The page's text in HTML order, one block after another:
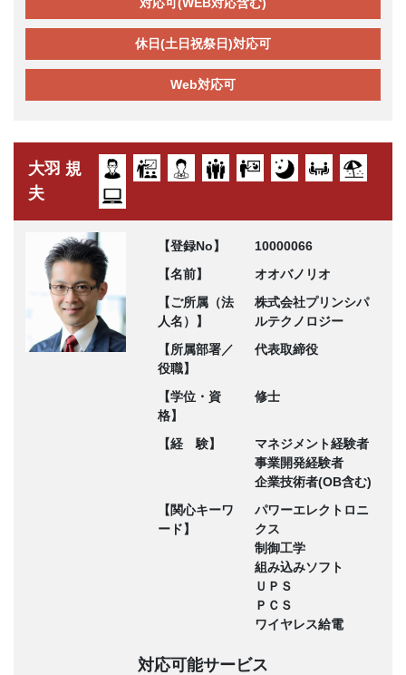
休日(土日祝祭日)対応可
Web対応可
大羽 規
夫
【登録No】
10000066
【名前】
オオバノリオ
【ご所属（法
人名）】
株式会社プリンシパ
ルテクノロジー
【所属部署／
役職】
代表取締役
【学位・資
格】
修士
【経 験】
マネジメント経験者
事業開発経験者
企業技術者(OB含む)
【関心キーワ
ード】
パワーエレクトロニ
クス
制御工学
組み込みソフト
ＵＰＳ
ＰＣＳ
ワイヤレス給電
対応可能サービス